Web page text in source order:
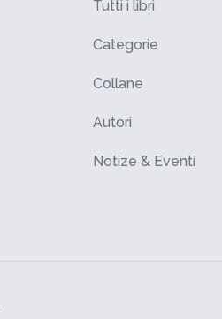
Tutti i libri
Categorie
Collane
Autori
Notize & Eventi